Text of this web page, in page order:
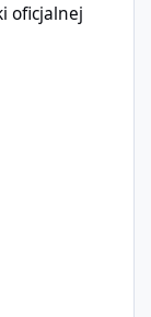
oficjalnej